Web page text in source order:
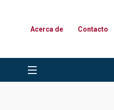
Acerca de Contacto